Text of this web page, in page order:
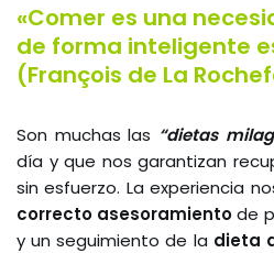
«Comer es una
de forma inteligente
(François de La
Son muchas las “dietas
día y que nos garantizan
sin esfuerzo. La experiencia
correcto asesoramientode
y un seguimiento de la dieta